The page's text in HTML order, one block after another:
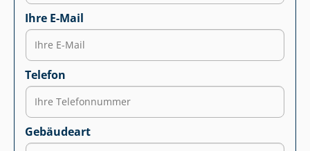
Ihre E-Mail
Telefon
Gebäudeart